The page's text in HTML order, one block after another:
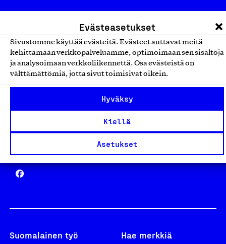
Evästeasetukset
Sivustomme käyttää evästeitä. Evästeet auttavat meitä
kehittämään verkkopalveluamme, optimoimaan sen sisältöjä
ja analysoimaan verkkoliikennettä. Osa evästeistä on
välttämättömiä, jotta sivut toimisivat oikein.
Hyväksy
Kiellä
Asetukset
Avainlippu
Yhteiskunnallinen Yritys -merkki
Suomalainen työ Hae merkkiä